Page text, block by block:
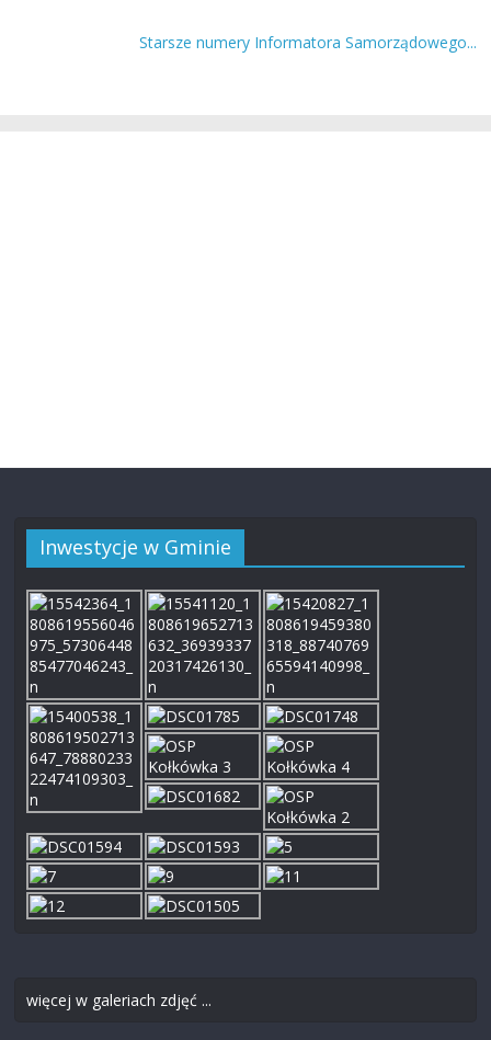
Starsze numery Informatora Samorządowego...
Inwestycje w Gminie
więcej w galeriach zdjęć ...